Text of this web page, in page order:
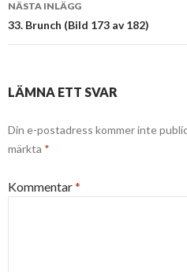
NÄSTA INLÄGG
33. Brunch (Bild 173 av 182)
LÄMNA ETT SVAR
Din e-postadress kommer inte
märkta *
Kommentar*